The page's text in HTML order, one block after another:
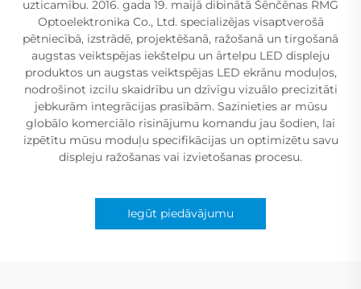
uzticamību. 2016. gada 19. maijā dibinātā Šēnčēnas RMG
Optoelektronika Co., Ltd. specializējas visaptverošā
pētniecībā, izstrādē, projektēšanā, ražošanā un tirgošanā
augstas veiktspējas iekštelpu un ārtelpu LED displeju
produktos un augstas veiktspējas LED ekrānu moduļos,
nodrošinot izcilu skaidrību un dzīvīgu vizuālo precizitāti
jebkurām integrācijas prasībām. Sazinieties ar mūsu
globālo komerciālo risinājumu komandu jau šodien, lai
izpētītu mūsu moduļu specifikācijas un optimizētu savu
displeju ražošanas vai izvietošanas procesu.
Iegūt piedāvājumu